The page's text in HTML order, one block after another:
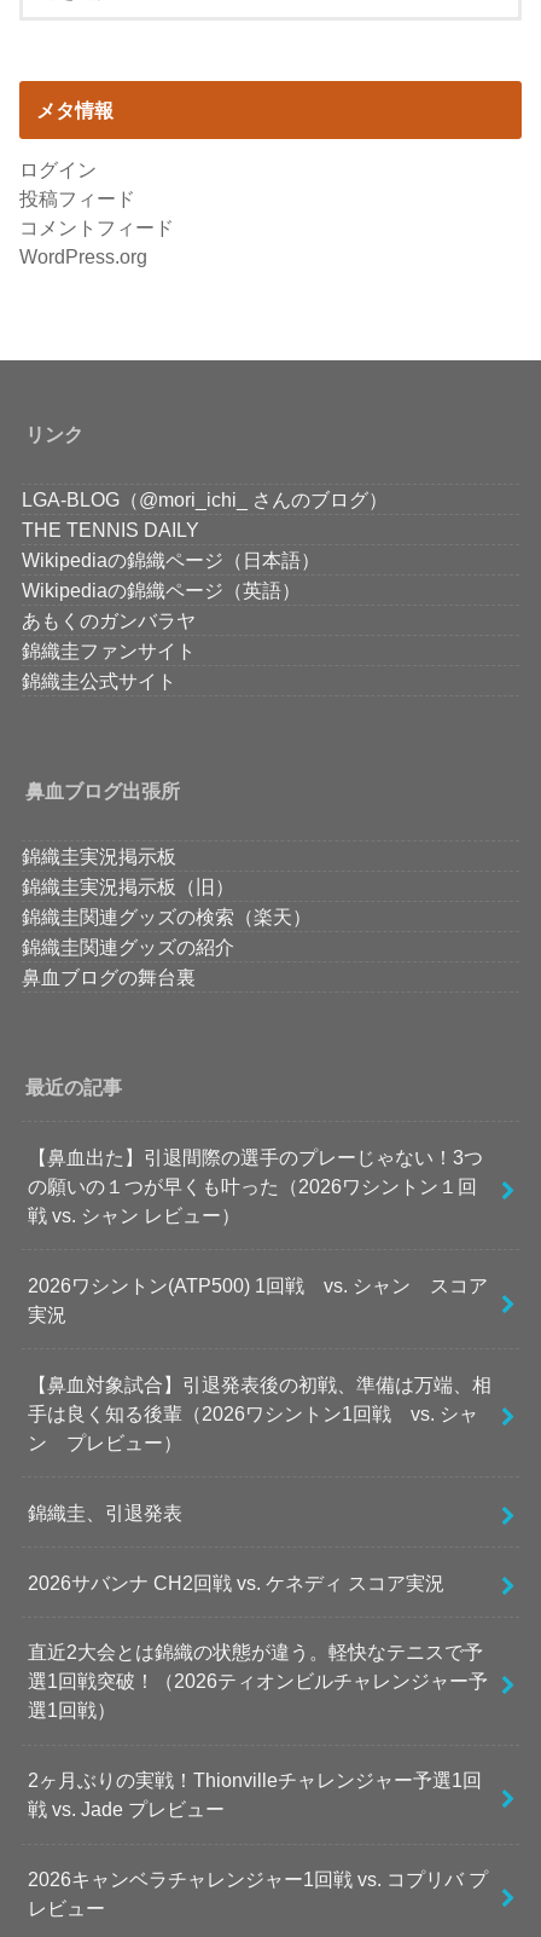
メタ情報
ログイン
投稿フィード
コメントフィード
WordPress.org
リンク
LGA-BLOG（@mori_ichi_ さんのブログ）
THE TENNIS DAILY
Wikipediaの錦織ページ（日本語）
Wikipediaの錦織ページ（英語）
あもくのガンバラヤ
錦織圭ファンサイト
錦織圭公式サイト
鼻血ブログ出張所
錦織圭実況掲示板
錦織圭実況掲示板（旧）
錦織圭関連グッズの検索（楽天）
錦織圭関連グッズの紹介
鼻血ブログの舞台裏
最近の記事
【鼻血出た】引退間際の選手のプレーじゃない！3つ
の願いの１つが早くも叶った（2026ワシントン１回
戦 vs. シャン レビュー）
2026ワシントン(ATP500) 1回戦 vs. シャン スコア
実況
【鼻血対象試合】引退発表後の初戦、準備は万端、相
手は良く知る後輩（2026ワシントン1回戦 vs. シャ
ン プレビュー）
錦織圭、引退発表
2026サバンナ CH2回戦 vs. ケネディ スコア実況
直近2大会とは錦織の状態が違う。軽快なテニスで予
選1回戦突破！（2026ティオンビルチャレンジャー予
選1回戦）
2ヶ月ぶりの実戦！Thionvilleチャレンジャー予選1回
戦 vs. Jade プレビュー
2026キャンベラチャレンジャー1回戦 vs. コプリバ プ
レビュー